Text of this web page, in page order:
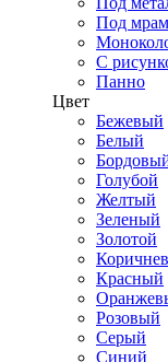
Под
С
Панно
Цвет
Бежевый
Белый
Голубой
Желтый
Зеленый
Золотой
Красный
Розовый
Серый
Синий